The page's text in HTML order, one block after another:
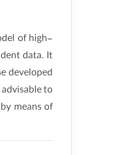
of high-
data. It
developed
to
means of